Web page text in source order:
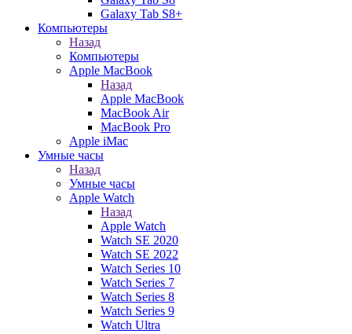
Galaxy Tab S8+
Компьютеры
Назад
Компьютеры
Apple MacBook
Назад
Apple MacBook
MacBook Air
MacBook Pro
Apple iMac
Умные часы
Назад
Умные часы
Apple Watch
Назад
Apple Watch
Watch SE 2020
Watch SE 2022
Watch Series 10
Watch Series 7
Watch Series 8
Watch Series 9
Watch Ultra